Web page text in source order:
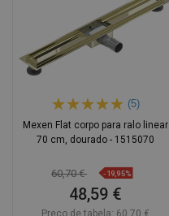
(5)
Mexen Flat corpo para ralo linear
70 cm, dourado - 1515070
60,70 € -19,95%
48,59 €
Preço de tabela: 60,70 €